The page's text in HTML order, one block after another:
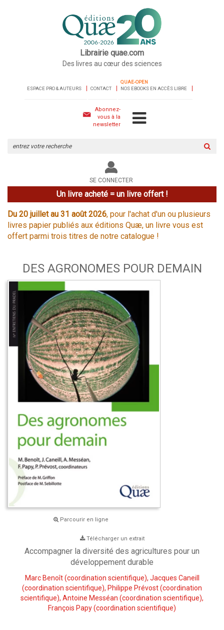
Librairie quae.com
Des livres au cœur des sciences
ESPACE PRO & AUTEURS CONTACT
QUAE-OPEN
NOS EBOOKS EN ACCÈS LIBRE
Abonnez-
vous à la
newsletter
le
site
SE CONNECTER
Un livre acheté = un livre offert !
Du 20 juillet au 31 août 2026, pour l'achat d'un ou plusieurs
livres papier publiés aux éditions Quæ, un livre vous est
offert parmi trois titres de notre catalogue !
DES AGRONOMES POUR DEMAIN
Parcourir en ligne
Télécharger un extrait
Accompagner la diversité des agricultures pour un
développement durable
Marc Benoît(coordination scientifique), Jacques Caneill
(coordination scientifique), Philippe Prévost(coordination
scientifique), Antoine Messéan (coordination scientifique),
François Papy(coordination scientifique)